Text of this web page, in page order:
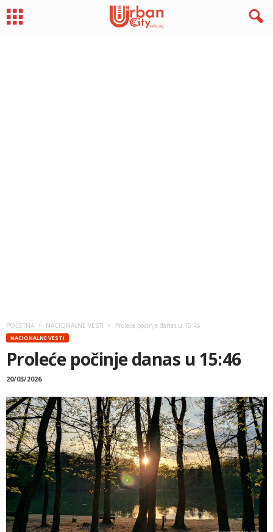
POČETNA NACIONALNE VESTI Proleće počinje danas u 15:46
NACIONALNE VESTI
Proleće počinje danas u 15:46
20/03/2026